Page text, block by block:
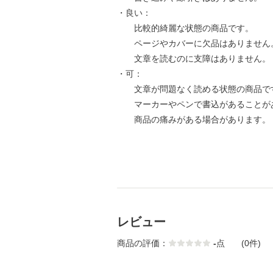
・良い：
比較的綺麗な状態の商品です。
ページやカバーに欠品はありません
文章を読むのに支障はありません。
・可：
文章が問題なく読める状態の商品で
マーカーやペンで書込があることが
商品の痛みがある場合があります。
レビュー
商品の評価： -点 (0件)